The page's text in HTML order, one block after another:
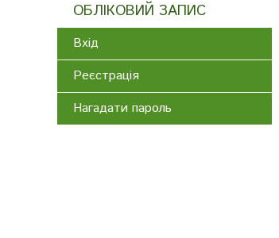
ОБЛІКОВИЙ ЗАПИС
Вхід
Реєстрація
Нагадати пароль